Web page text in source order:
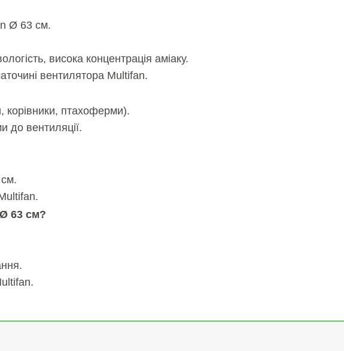
Ø 63 см.
висока концентрація аміаку.
вентилятора Multifan.
корівники, птахоферми).
до вентиляції.
63 см?